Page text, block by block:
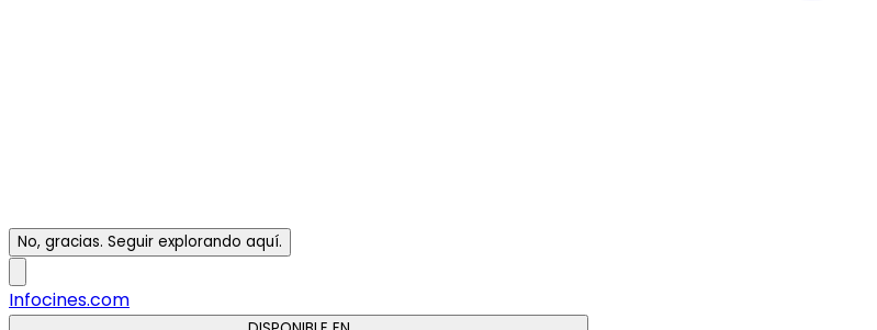
No, gracias. Seguir explorando aquí.
Infocines.com